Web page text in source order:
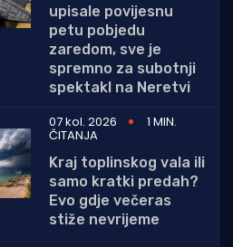
upisale povijesnu
petu pobjedu
zaredom, sve je
spremno za subotnji
spektakl na Neretvi
07 kol. 2026
1 MIN.
ČITANJA
Kraj toplinskog vala ili
samo kratki predah?
Evo gdje večeras
stiže nevrijeme